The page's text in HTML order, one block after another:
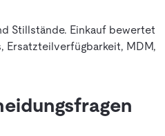
Stillstände. Einkauf bewertet
Ersatzteilverfügbarkeit, MDM,